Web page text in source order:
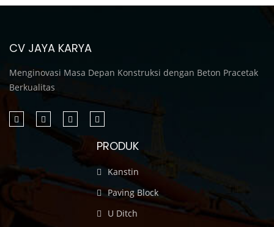
CV JAYA KARYA
Menginovasi Masa Depan Konstruksi dengan Beton Pracetak
Berkualitas
PRODUK
Kanstin
Paving Block
U Ditch